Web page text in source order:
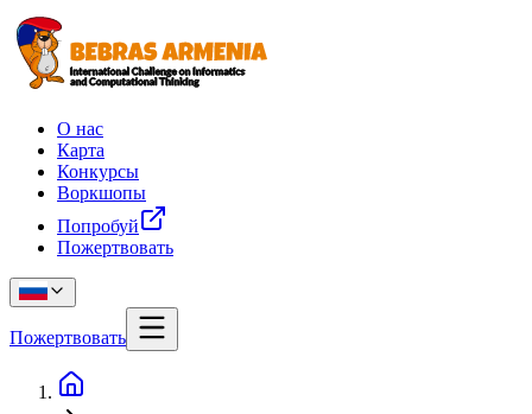
О нас
Карта
Конкурсы
Воркшопы
Попробуй
Пожертвовать
Пожертвовать